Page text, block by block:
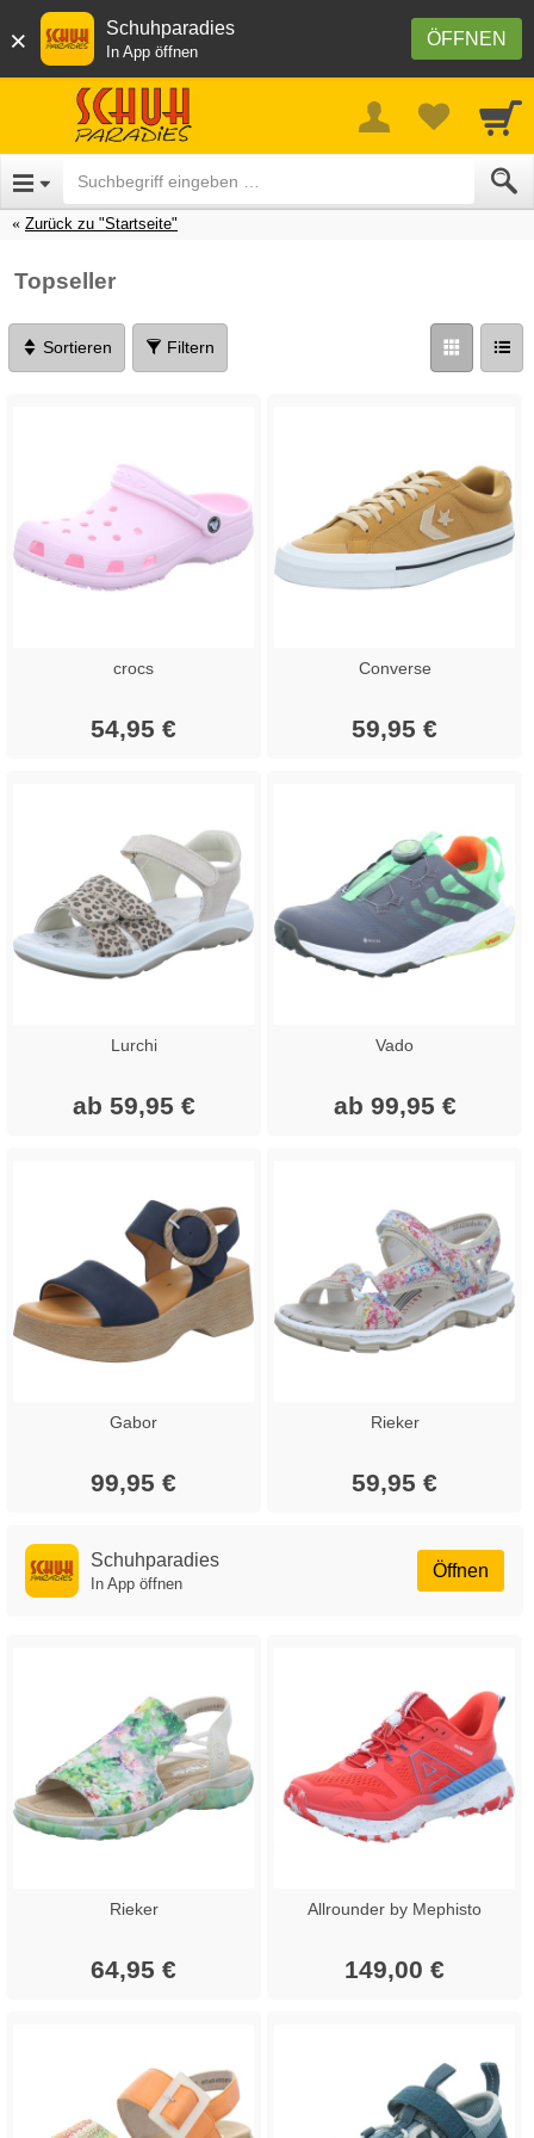
× ÖFFNEN
Schuhparadies
In App öffnen
Zurück zu "Startseite"
Topseller
Sortieren Filtern
crocs
54,95 €
Converse
59,95 €
Lurchi
ab 59,95 €
Vado
ab 99,95 €
Gabor
99,95 €
Rieker
59,95 €
Öffnen
Schuhparadies
In App öffnen
Rieker
64,95 €
Allrounder by Mephisto
149,00 €